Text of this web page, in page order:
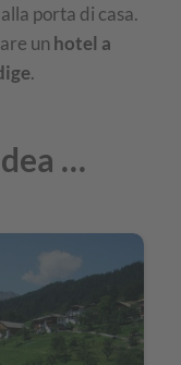
porta di casa.
un hotel a
.
…